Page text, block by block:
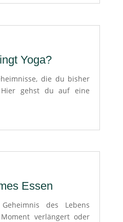
Yoga?
die du bisher
gehst du auf eine
Essen
des Lebens
verlängert oder